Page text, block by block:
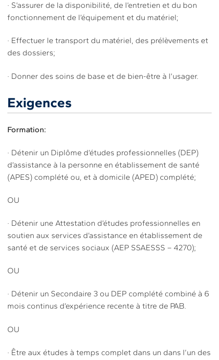
· S’assurer de la disponibilité, de l’entretien et du bon
fonctionnement de l’équipement et du matériel;
· Effectuer le transport du matériel, des prélèvements et
des dossiers;
· Donner des soins de base et de bien-être à l’usager.
Exigences
Formation:
· Détenir un Diplôme d’études professionnelles (DEP)
d’assistance à la personne en établissement de santé
(APES) complété ou, et à domicile (APED) complété;
OU
· Détenir une Attestation d’études professionnelles en
soutien aux services d’assistance en établissement de
santé et de services sociaux (AEP SSAESSS – 4270);
OU
· Détenir un Secondaire 3 ou DEP complété combiné à 6
mois continus d’expérience recente à titre de PAB.
OU
· Être aux études à temps complet dans un dans l’un des